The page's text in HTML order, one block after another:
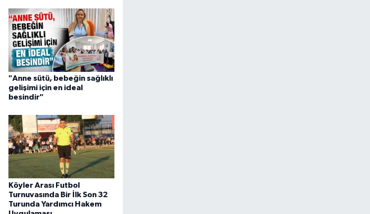
"Anne sütü, bebeğin sağlıklı
gelişimi için en ideal
besindir"
Köyler Arası Futbol
Turnuvasında Bir İlk Son 32
Turunda Yardımcı Hakem